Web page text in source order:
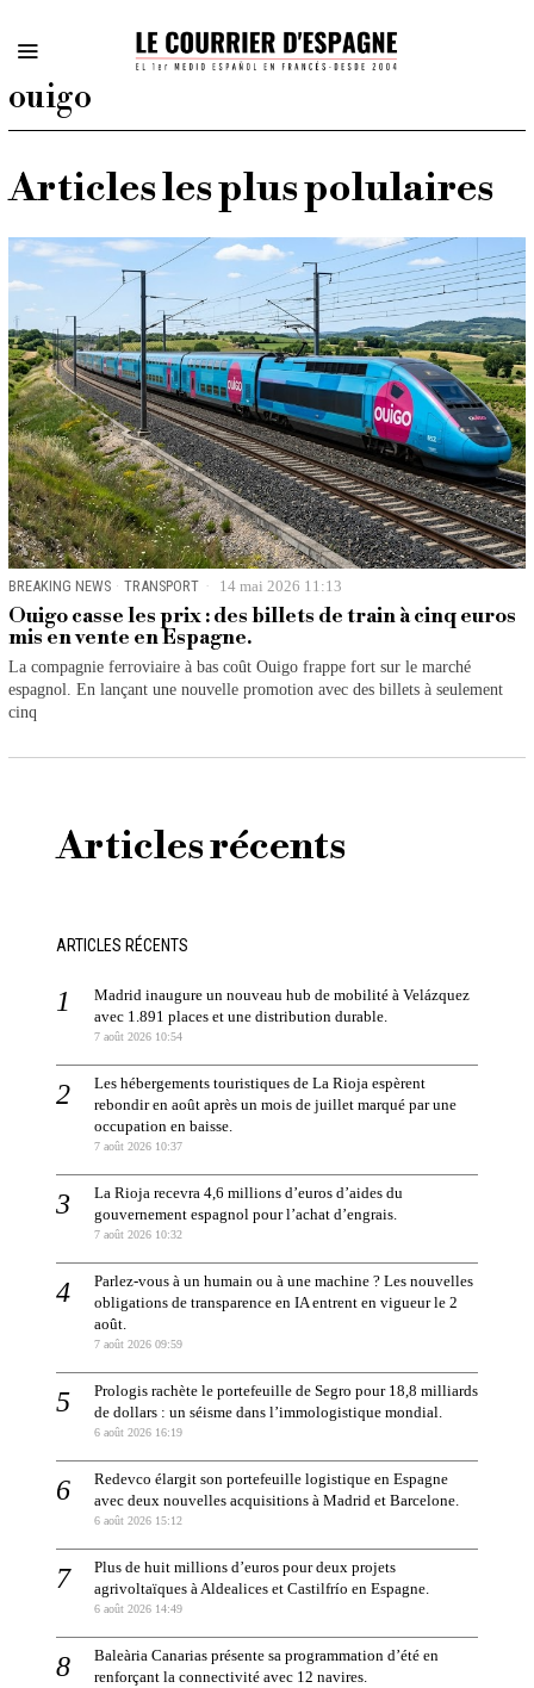
ouigo
Articles les plus polulaires
BREAKING NEWS · TRANSPORT 14 mai 2026 11:13
Ouigo casse les prix : des billets de train à cinq euros
mis en vente en Espagne.
La compagnie ferroviaire à bas coût Ouigo frappe fort sur le marché
espagnol. En lançant une nouvelle promotion avec des billets à seulement
cinq
Articles récents
ARTICLES RÉCENTS
Madrid inaugure un nouveau hub de mobilité à Velázquez
avec 1.891 places et une distribution durable.
7 août 2026 10:54
Les hébergements touristiques de La Rioja espèrent
rebondir en août après un mois de juillet marqué par une
occupation en baisse.
7 août 2026 10:37
La Rioja recevra 4,6 millions d’euros d’aides du
gouvernement espagnol pour l’achat d’engrais.
7 août 2026 10:32
Parlez-vous à un humain ou à une machine ? Les nouvelles
obligations de transparence en IA entrent en vigueur le 2
août.
7 août 2026 09:59
Prologis rachète le portefeuille de Segro pour 18,8 milliards
de dollars : un séisme dans l’immologistique mondial.
6 août 2026 16:19
Redevco élargit son portefeuille logistique en Espagne
avec deux nouvelles acquisitions à Madrid et Barcelone.
6 août 2026 15:12
Plus de huit millions d’euros pour deux projets
agrivoltaïques à Aldealices et Castilfrío en Espagne.
6 août 2026 14:49
Baleària Canarias présente sa programmation d’été en
renforçant la connectivité avec 12 navires.